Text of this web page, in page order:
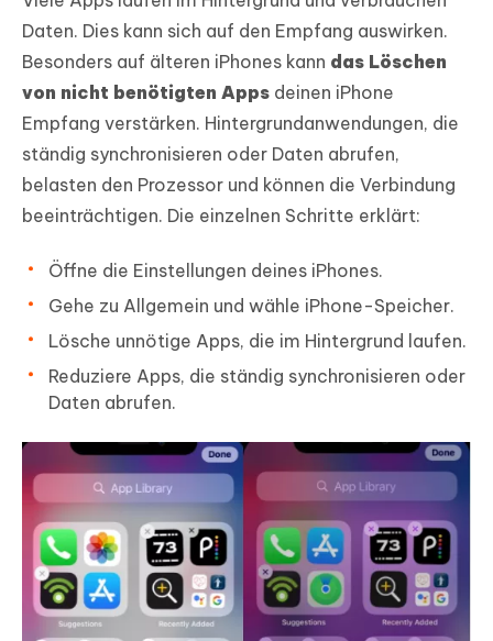
Daten. Dies kann sich auf den Empfang auswirken.
Besonders auf älteren iPhones kann das Löschen
von nicht benötigten Apps deinen iPhone
Empfang verstärken. Hintergrundanwendungen, die
ständig synchronisieren oder Daten abrufen,
belasten den Prozessor und können die Verbindung
beeinträchtigen. Die einzelnen Schritte erklärt:
Öffne die Einstellungen deines iPhones.
Gehe zu Allgemein und wähle iPhone-Speicher.
Lösche unnötige Apps, die im Hintergrund laufen.
Reduziere Apps, die ständig synchronisieren oder
Daten abrufen.